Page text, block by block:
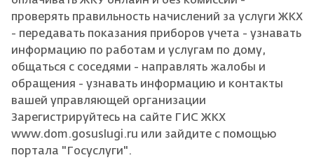
проверять правильность начислений за услуги ЖКХ
- передавать показания приборов учета - узнавать
информацию по работам и услугам по дому,
общаться с соседями - направлять жалобы и
обращения - узнавать информацию и контакты
вашей управляющей организации
Зарегистрируйтесь на сайте ГИС ЖКХ
www.dom.gosuslugi.ru или зайдите с помощью
портала "Госуслуги".